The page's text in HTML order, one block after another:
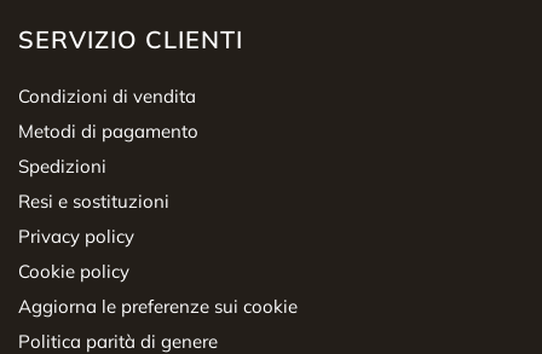
SERVIZIO CLIENTI
Condizioni di vendita
Metodi di pagamento
Spedizioni
Resi e sostituzioni
Privacy policy
Cookie policy
Aggiorna le preferenze sui cookie
Politica parità di genere